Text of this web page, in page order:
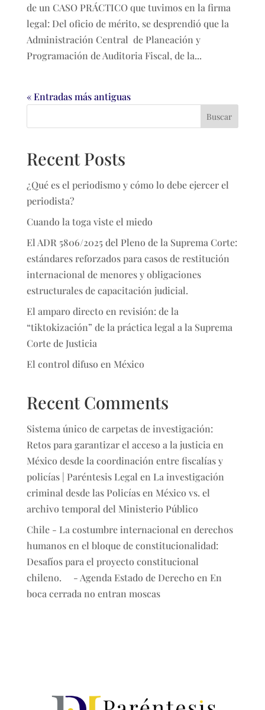
de un CASO PRÁCTICO que tuvimos en la firma
legal: Del oficio de mérito, se desprendió que la
Administración Central de Planeación y
Programación de Auditoria Fiscal, de la...
« Entradas más antiguas
Buscar
Recent Posts
¿Qué es el periodismo y cómo lo debe ejercer el
periodista?
Cuando la toga viste el miedo
El ADR 5806/2025 del Pleno de la Suprema Corte:
estándares reforzados para casos de restitución
internacional de menores y obligaciones
estructurales de capacitación judicial.
El amparo directo en revisión: de la
“tiktokización” de la práctica legal a la Suprema
Corte de Justicia
El control difuso en México
Recent Comments
Sistema único de carpetas de investigación:
Retos para garantizar el acceso a la justicia en
México desde la coordinación entre fiscalías y
policías | Paréntesis Legal en La investigación
criminal desde las Policías en México vs. el
archivo temporal del Ministerio Público
Chile - La costumbre internacional en derechos
humanos en el bloque de constitucionalidad:
Desafíos para el proyecto constitucional
chileno. - Agenda Estado de Derecho en En
boca cerrada no entran moscas